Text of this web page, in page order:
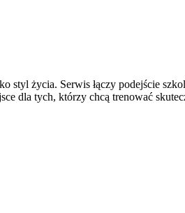
życia. Serwis łączy podejście
tych, którzy chcą trenować